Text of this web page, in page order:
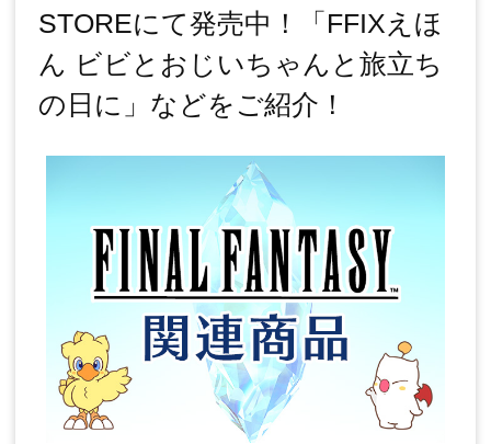
STOREにて発売中！「FFIXえほ
ん ビビとおじいちゃんと旅立ち
の日に」などをご紹介！